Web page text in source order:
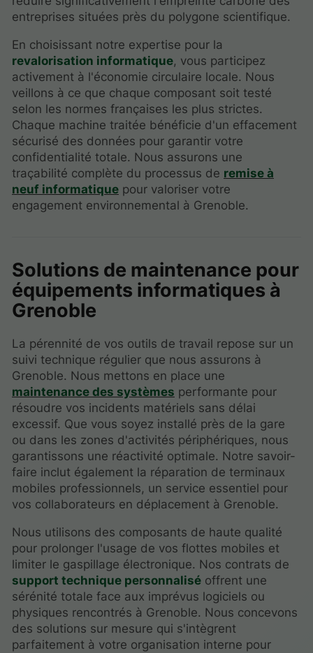
entreprises situées près du polygone scientifique.
En choisissant notre expertise pour la
revalorisation informatique, vous participez
activement à l'économie circulaire locale. Nous
veillons à ce que chaque composant soit testé
selon les normes françaises les plus strictes.
Chaque machine traitée bénéficie d'un effacement
sécurisé des données pour garantir votre
confidentialité totale. Nous assurons une
traçabilité complète du processus de remise à
neuf informatique pour valoriser votre
engagement environnemental à Grenoble.
Solutions de maintenance pour
équipements informatiques à
Grenoble
La pérennité de vos outils de travail repose sur un
suivi technique régulier que nous assurons à
Grenoble. Nous mettons en place une
maintenance des systèmes performante pour
résoudre vos incidents matériels sans délai
excessif. Que vous soyez installé près de la gare
ou dans les zones d'activités périphériques, nous
garantissons une réactivité optimale. Notre savoir-
faire inclut également la réparation de terminaux
mobiles professionnels, un service essentiel pour
vos collaborateurs en déplacement à Grenoble.
Nous utilisons des composants de haute qualité
pour prolonger l'usage de vos flottes mobiles et
limiter le gaspillage électronique. Nos contrats de
support technique personnalisé offrent une
sérénité totale face aux imprévus logiciels ou
physiques rencontrés à Grenoble. Nous concevons
des solutions sur mesure qui s'intègrent
parfaitement à votre organisation interne pour